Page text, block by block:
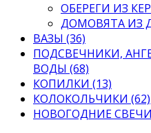
ОБЕРЕГИ ИЗ
ДОМОВЯТА ИЗ
ВАЗЫ (36)
ПОДСВЕЧНИКИ,
ВОДЫ (68)
КОПИЛКИ (13)
КОЛОКОЛЬЧИКИ (62)
НОВОГОДНИЕ СВЕЧИ